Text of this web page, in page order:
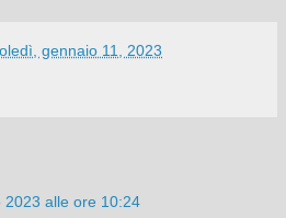
gennaio 11, 2023
2023 alle ore 10:24